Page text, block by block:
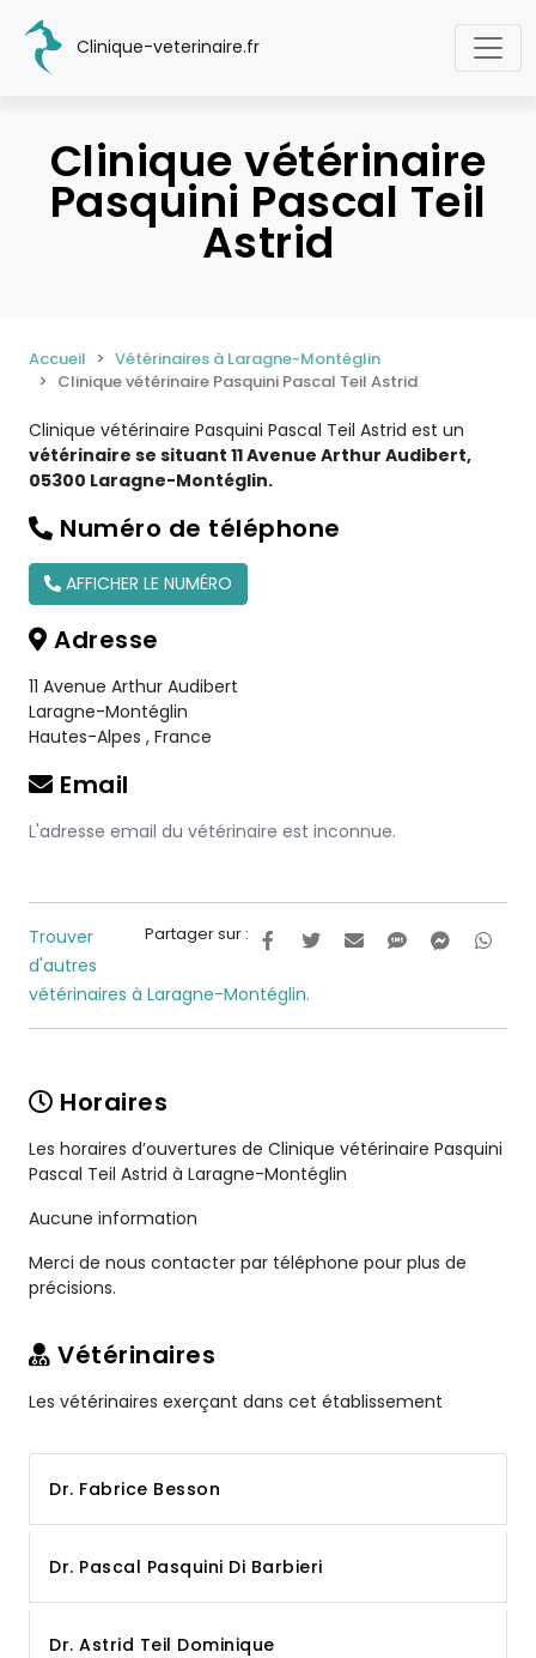
Clinique-veterinaire.fr
Clinique vétérinaire
Pasquini Pascal Teil
Astrid
Accueil
Vétérinaires à Laragne-Montéglin
Clinique vétérinaire Pasquini Pascal Teil Astrid
Clinique vétérinaire Pasquini Pascal Teil Astrid est un
vétérinaire se situant 11 Avenue Arthur Audibert,
05300 Laragne-Montéglin.
Numéro de téléphone
AFFICHER LE NUMÉRO
Adresse
11 Avenue Arthur Audibert
Laragne-Montéglin
Hautes-Alpes , France
Email
L'adresse email du vétérinaire est inconnue.
Partager sur :
Trouver
d'autres
vétérinaires à Laragne-Montéglin.
Horaires
Les horaires d’ouvertures de Clinique vétérinaire Pasquini
Pascal Teil Astrid à Laragne-Montéglin
Aucune information
Merci de nous contacter par téléphone pour plus de
précisions.
Vétérinaires
Les vétérinaires exerçant dans cet établissement
Dr. Fabrice Besson
Dr. Pascal Pasquini Di Barbieri
Dr. Astrid Teil Dominique